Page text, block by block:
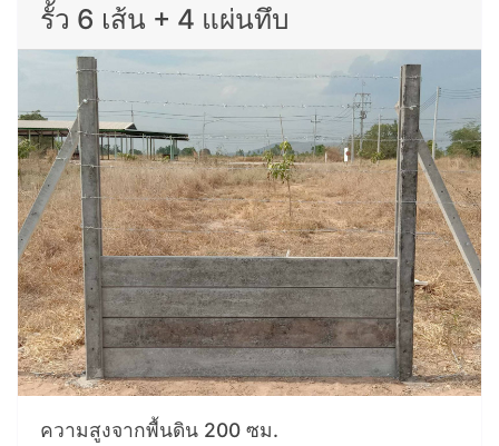
รั้ว 6 เส้น + 4 แผ่นทึบ
ความสูงจากพื้นดิน 200 ซม.